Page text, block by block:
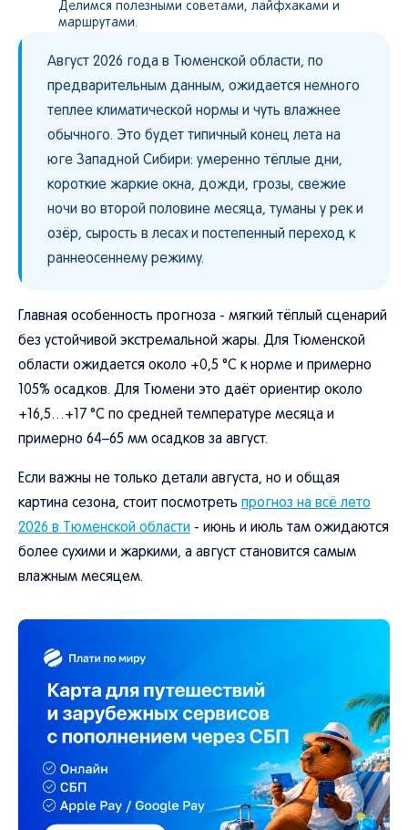
Делимся полезными советами, лайфхаками и
маршрутами.
Август 2026 года в Тюменской области, по
предварительным данным, ожидается немного
теплее климатической нормы и чуть влажнее
обычного. Это будет типичный конец лета на
юге Западной Сибири: умеренно тёплые дни,
короткие жаркие окна, дожди, грозы, свежие
ночи во второй половине месяца, туманы у рек и
озёр, сырость в лесах и постепенный переход к
раннеосеннему режиму.
Главная особенность прогноза - мягкий тёплый сценарий
без устойчивой экстремальной жары. Для Тюменской
области ожидается около +0,5 °C к норме и примерно
105% осадков. Для Тюмени это даёт ориентир около
+16,5…+17 °C по средней температуре месяца и
примерно 64–65 мм осадков за август.
Если важны не только детали августа, но и общая
картина сезона, стоит посмотреть прогноз на всё лето
2026 в Тюменской области - июнь и июль там ожидаются
более сухими и жаркими, а август становится самым
влажным месяцем.